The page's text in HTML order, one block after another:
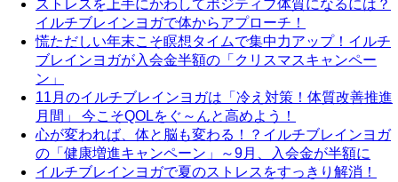
ストレスを上手にかわしてポジティブ体質になるには？
イルチブレインヨガで体からアプローチ！
慌ただしい年末こそ瞑想タイムで集中力アップ！イルチ
ブレインヨガが入会金半額の「クリスマスキャンペー
ン」
11月のイルチブレインヨガは「冷え対策！体質改善推進
月間」 今こそQOLをぐ～んと高めよう！
心が変われば、体と脳も変わる！？イルチブレインヨガ
の「健康増進キャンペーン」～9月、入会金が半額に
イルチブレインヨガで夏のストレスをすっきり解消！